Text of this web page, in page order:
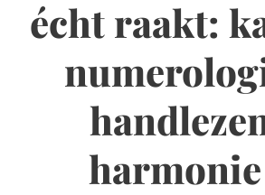
écht raakt:
harmonie